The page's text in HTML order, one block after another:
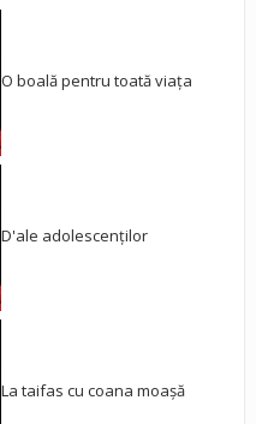
O boală pentru toată viața
D'ale adolescenților
La taifas cu coana moașă